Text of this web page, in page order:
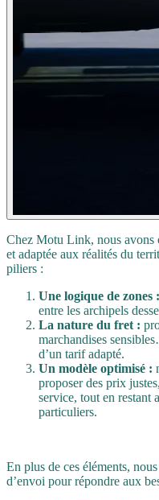
Chez Motu Link, nous avons
et adaptée aux réalités du
piliers :
Une logique de zones :
entre les archipels
La nature du fret :
marchandises
d’un tarif adapté.
Un modèle optimisé :
proposer des prix
service, tout en restant
particuliers.
En plus de ces éléments,
d’envoi pour répondre aux